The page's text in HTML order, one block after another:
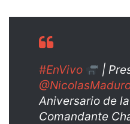
#EnVivo
|
Aniversario de
Comandante